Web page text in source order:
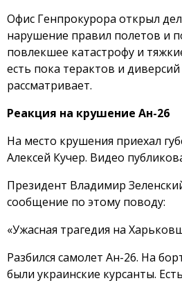
Офис Генпрокурора открыл
нарушение правил полетов и
повлекшее катастрофу и
есть пока терактов и диверсий
рассматривает.
Реакция на крушение Ан-26
На место крушения приехал
Алексей Кучер. Видео
Президент Владимир
сообщение по этому поводу:
«Ужасная трагедия на
Разбился самолет Ан-26. На
были украинские курсанты.